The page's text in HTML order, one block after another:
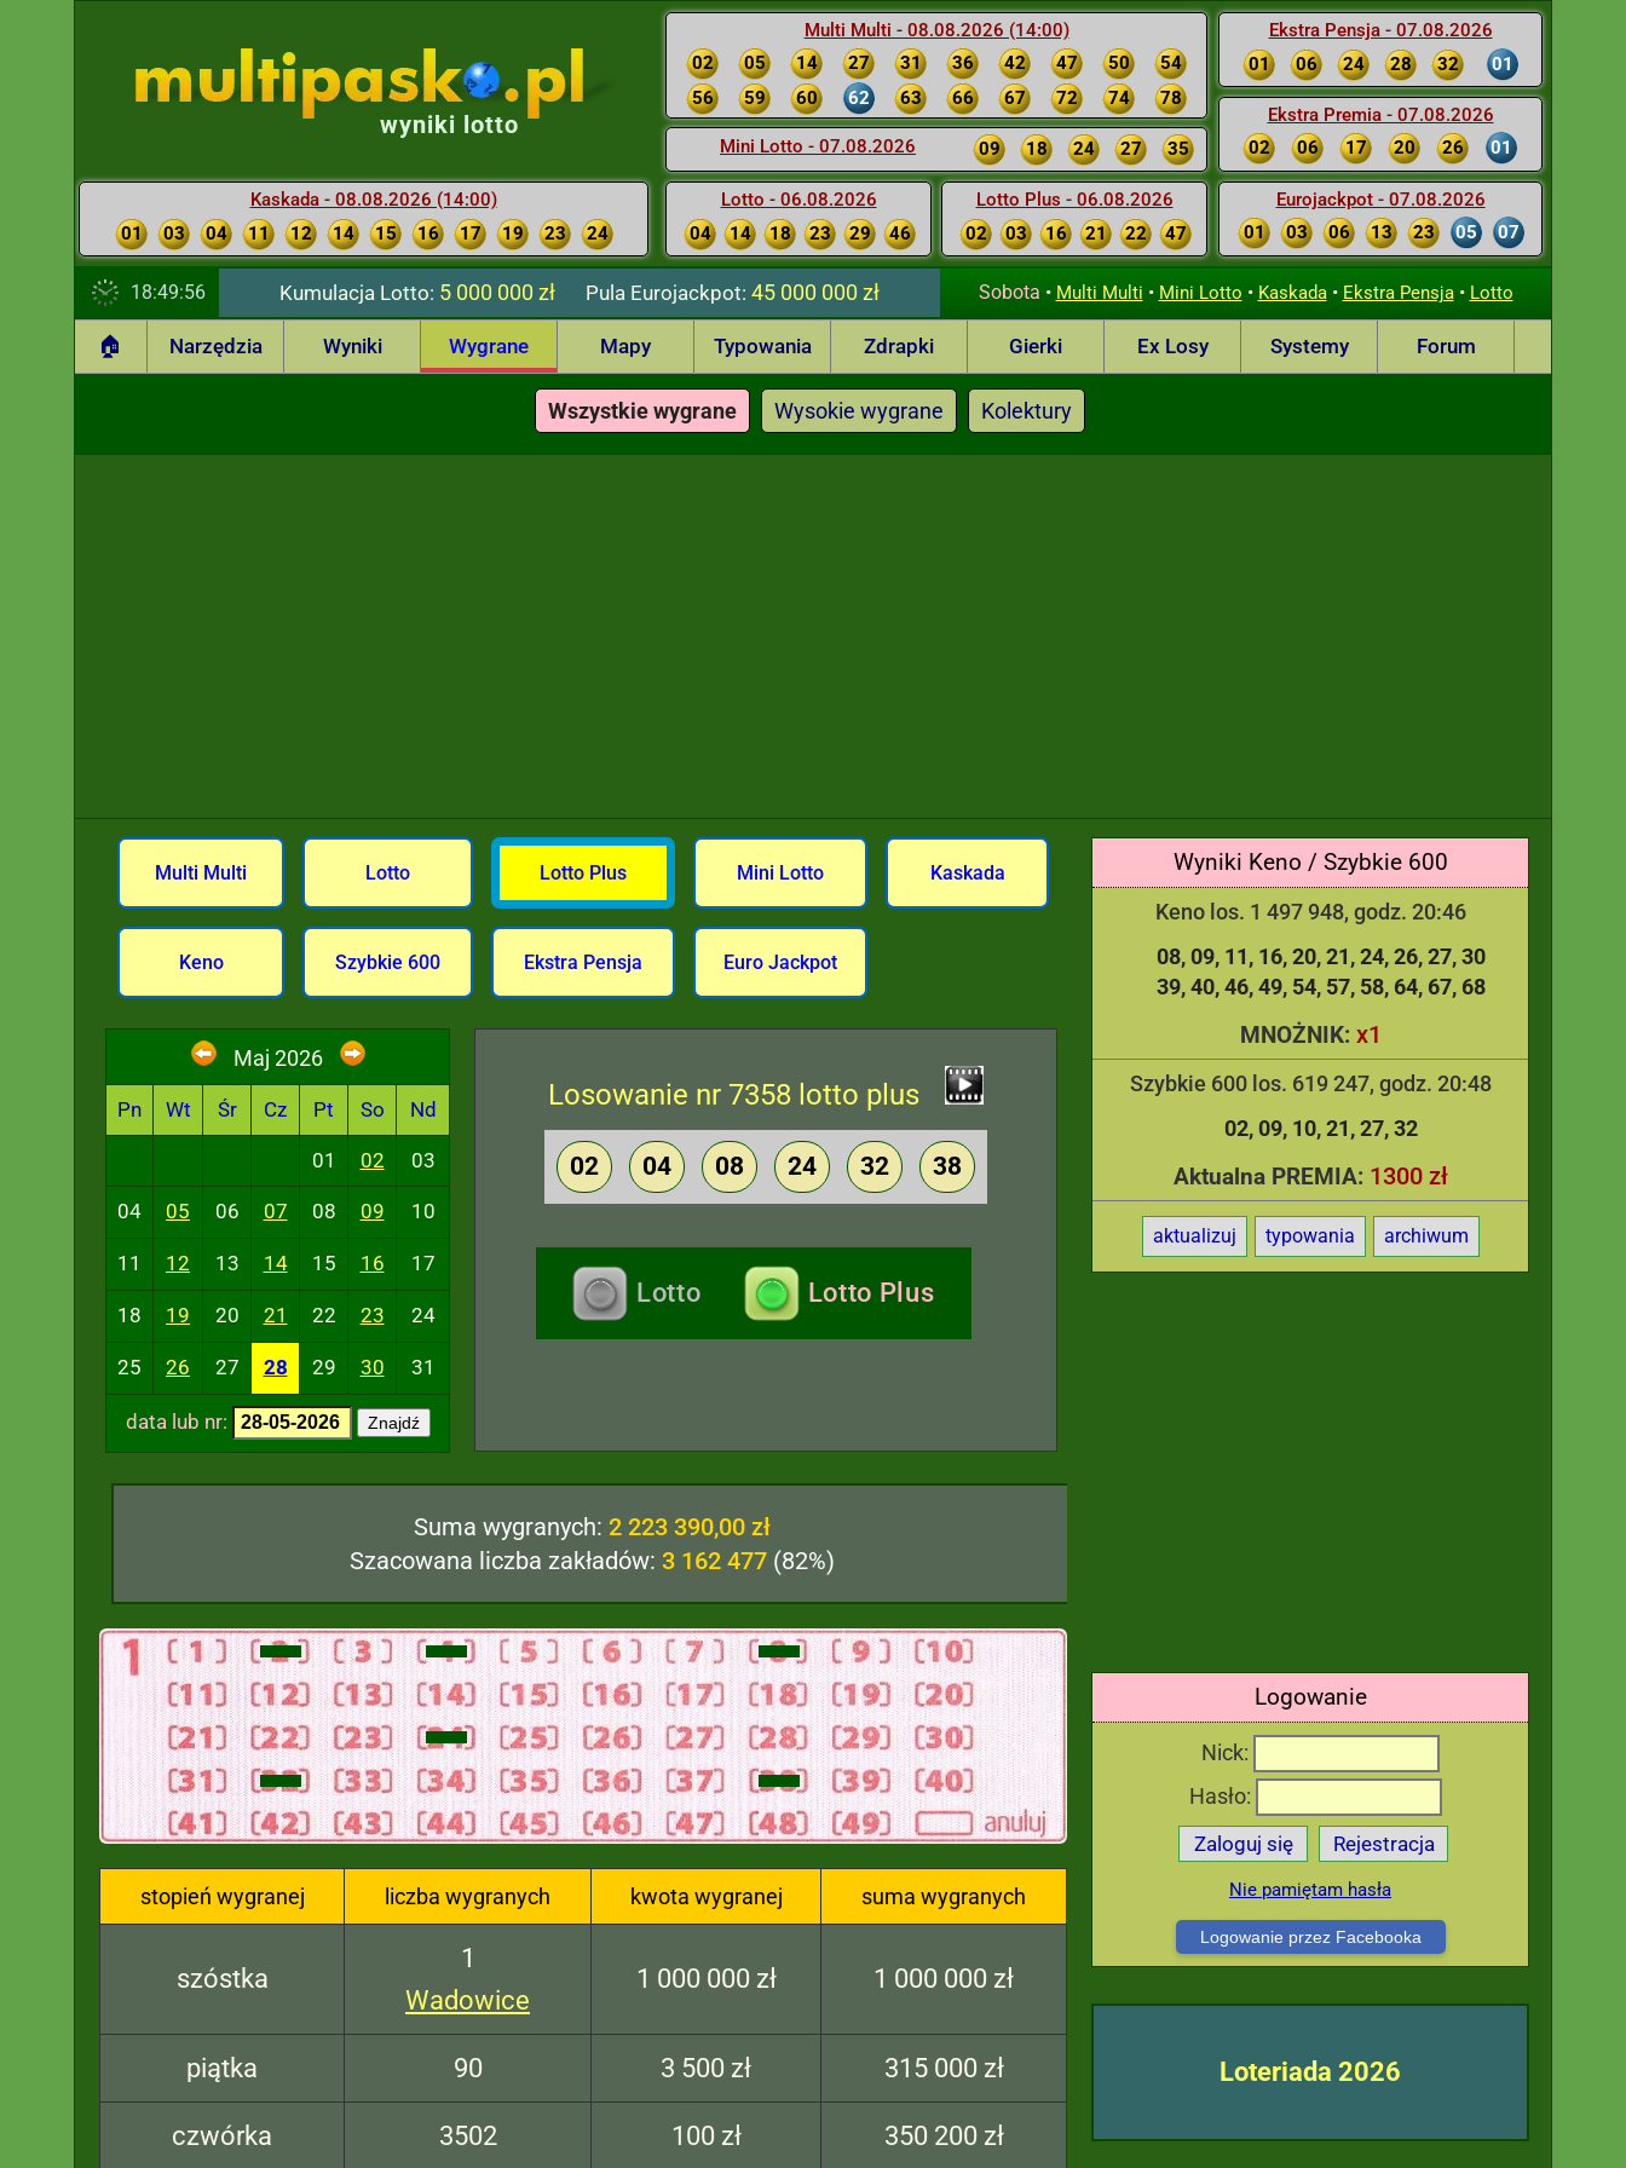
Multi Multi - 08.08.2026 (14:00)
02
05 14 27 31 36 42 47 50
54
56
59 60 62 63 66 67 72 74 78
Mini Lotto - 07.08.2026 09 18 24 27 35
Lotto - 06.08.2026
04
14 18 23 29 46
Lotto Plus - 06.08.2026
02
03 16 21 22 47
Ekstra Pensja - 07.08.2026
01
06 24 28 32 01
Ekstra Premia - 07.08.2026
02
06 17 20 26 01
Eurojackpot - 07.08.2026
01
03 06 13 23 05 07
wyniki lotto
Kaskada - 08.08.2026 (14:00)
01
03 04 11 12 14 15 16 17 19 23 24
18:49:57 Kumulacja Lotto: 5 000 000 zł PulaEurojackpot: 45 000 000 zł Sobota • Multi Multi • Mini Lotto • Kaskada• Ekstra Pensja• Lotto
🏠 Narzędzia Wyniki Wygrane Mapy Typowania Zdrapki Gierki Ex Losy Systemy Forum
Wszystkie wygrane Wysokie wygrane Kolektury
Wyniki Keno / Szybkie 600
Keno los. 1 497 948, godz. 20:46
08 09 11 16 20 21 24 26 27 30
39 40 46 49 54 57 58 64 67 68
MNOŻNIK: x1
Szybkie 600 los. 619 247, godz. 20:48
02 09 10 21 27 32
Aktualna PREMIA: 1300 zł
aktualizuj typowania archiwum
Logowanie
Nick:
Hasło:
Zaloguj się Rejestracja
Nie pamiętam hasła
Logowanie przez Facebooka
Loteriada 2026
Multi Multi Lotto Lotto Plus Mini Lotto Kaskada
Keno Szybkie 600 Ekstra Pensja Euro Jackpot
Maj 2026
Pn Wt Śr Cz Pt So Nd
01 02 03
04 05 06 07 08 09 10
11 12 13 14 15 16 17
18 19 20 21 22 23 24
25 26 27 28 29 30 31
data lub nr: Znajdź
Losowanie nr 7358 lotto plus
02 04 08 24 32 38
Lotto Lotto Plus
Suma wygranych: 2 223 390,00 zł
Szacowana liczba zakładów: 3 162 477(82%)
stopień wygranej liczba wygranych kwota wygranej suma wygranych
szóstka
1
Wadowice
1 000 000 zł 1 000 000 zł
piątka 90 3 500 zł 315 000 zł
czwórka 3502 100 zł 350 200 zł